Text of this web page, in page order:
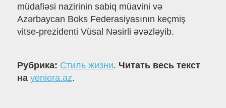
müdafiəsi nazirinin sabiq müavini və
Azərbaycan Boks Federasiyasının keçmiş
vitse-prezidenti Vüsal Nəsirli əvəzləyib.
Рубрика: Стиль жизни. Читать весь текст
на yeniera.az.